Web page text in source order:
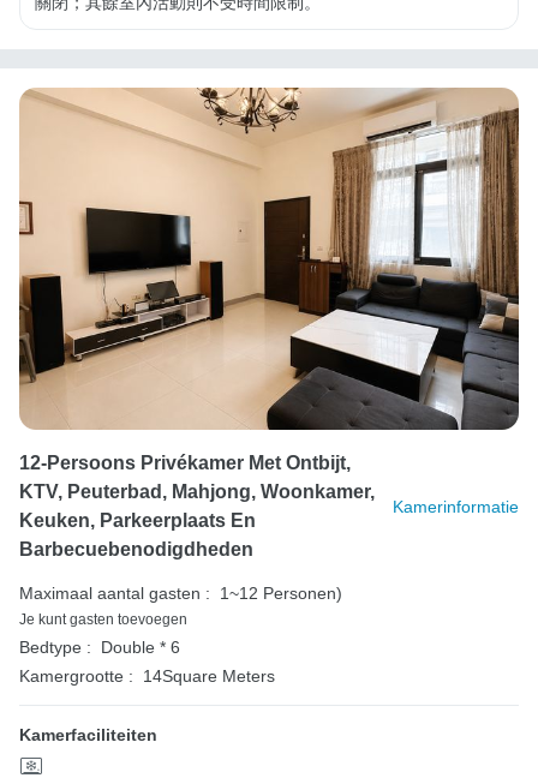
12-Persoons Privékamer Met Ontbijt,
KTV, Peuterbad, Mahjong, Woonkamer,
Keuken, Parkeerplaats En
Barbecuebenodigdheden
Kamerinformatie
Maximaal aantal gasten : 1~12 Personen)
Je kunt gasten toevoegen
Bedtype :
Double * 6
Kamergrootte :
14Square Meters
Kamerfaciliteiten